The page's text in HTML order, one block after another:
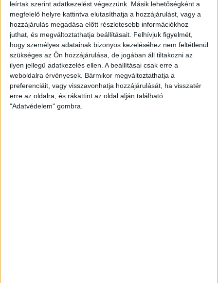
leírtak szerint adatkezelést végezzünk. Másik lehetőségként a
megfelelő helyre kattintva elutasíthatja a hozzájárulást, vagy a
hozzájárulás megadása előtt részletesebb információkhoz
juthat, és megváltoztathatja beállításait. Felhívjuk figyelmét,
hogy személyes adatainak bizonyos kezeléséhez nem feltétlenül
szükséges az Ön hozzájárulása, de jogában áll tiltakozni az
ilyen jellegű adatkezelés ellen. A beállításai csak erre a
weboldalra érvényesek. Bármikor megváltoztathatja a
preferenciáit, vagy visszavonhatja hozzájárulását, ha visszatér
erre az oldalra, és rákattint az oldal alján található
"Adatvédelem" gombra.
Hoppon maradtak a villanyautós támogatási
program utolsó pályázói